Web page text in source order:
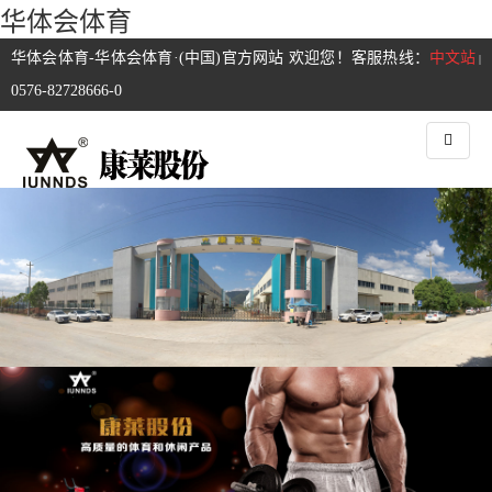
华体会体育
中文站 |
华体会体育-华体会体育·(中国)官方网站 欢迎您！客服热线：
0576-82728666-0